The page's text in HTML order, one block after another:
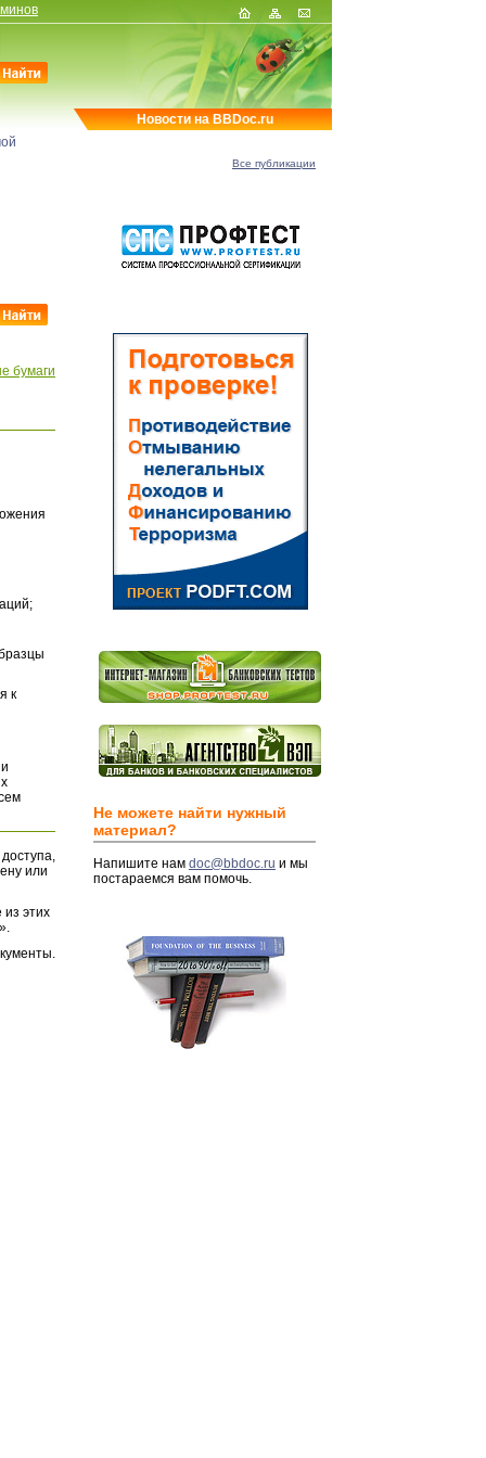
бумаги
к
или
этих
Новости на BBDoc.ru
Все публикации
Не можете найти нужный
материал?
Напишите нам doc@bbdoc.ru и мы
постараемся вам помочь.